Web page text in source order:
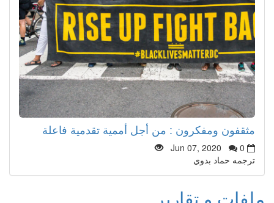
مثقفون ومفكرون : من أجل أممية تقدمية فاعلة
Jun 07, 2020
0
ترجمه حماد بدوي